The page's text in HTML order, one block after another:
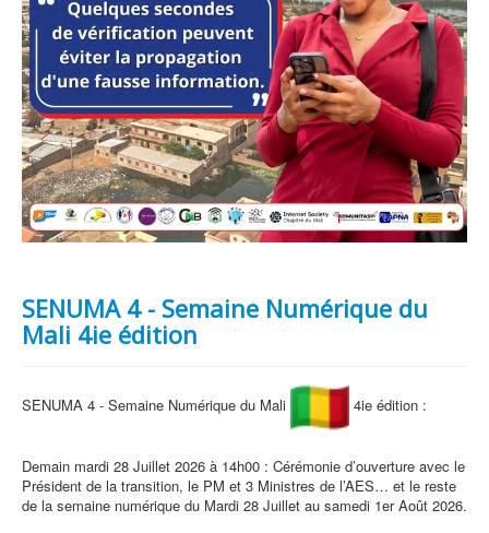
SENUMA 4 - Semaine Numérique du
Mali 4ie édition
SENUMA 4 - Semaine Numérique du Mali 4ie édition :
Demain mardi 28 Juillet 2026 à 14h00 : Cérémonie d’ouverture avec le
Président de la transition, le PM et 3 Ministres de l’AES… et le reste
de la semaine numérique du Mardi 28 Juillet au samedi 1er Août 2026.